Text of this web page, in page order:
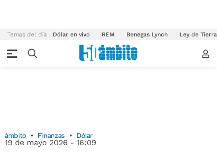
Temas del día Dólar en vivo REM Benegas Lynch Ley de
ámbito Finanzas Dólar
19 de mayo 2026 - 16:09